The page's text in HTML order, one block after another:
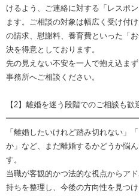
けるよう、ご連絡に対する「レスポ
ます。ご相談の対象は幅広く受け付
の請求、慰謝料、養育費といった「
決を得意としております。
先の見えない不安を一人で抱え込ま
事務所へご相談ください。
【2】離婚を迷う段階でのご相談も歓
「離婚したいけれど踏み切れない」
か」など、まだ離婚するかどうか悩
す。
当職が客観的かつ法的な視点からア
持ちを整理し、今後の方向性を見つ